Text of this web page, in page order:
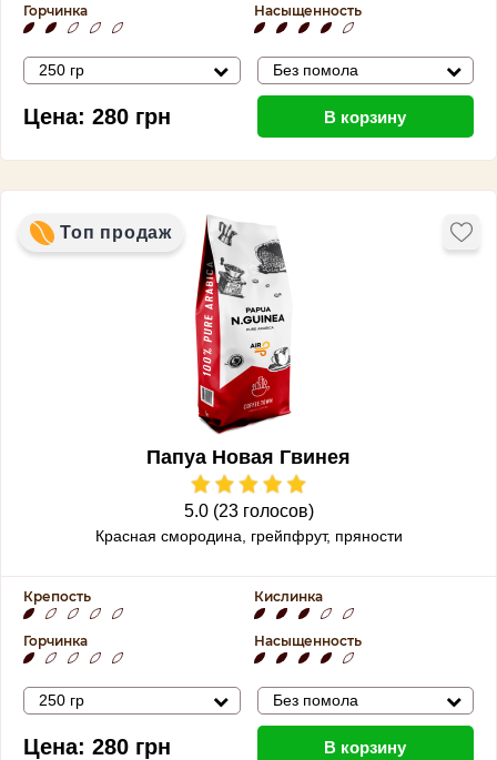
Горчинка Насыщенность
250 гр Без помола
Цена: 280 грн В корзину
Топ продаж
Папуа Новая Гвинея
5.0 (23 голосов)
Красная смородина, грейпфрут, пряности
Крепость Кислинка
Горчинка Насыщенность
250 гр Без помола
Цена: 280 грн В корзину